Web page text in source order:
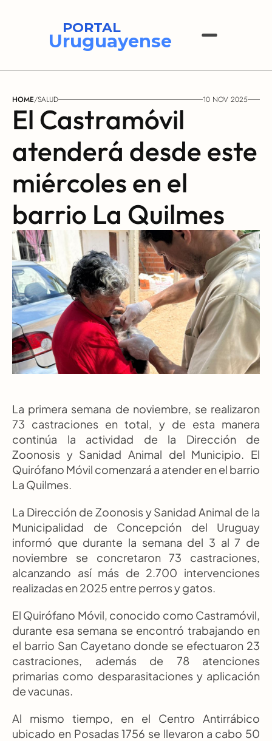
PORTAL
Uruguayense
HOME/SALUD 10 NOV 2025
El Castramóvil
atenderá desde este
miércoles en el
barrio La Quilmes
La primera semana de noviembre, se realizaron
73 castraciones en total, y de esta manera
continúa la actividad de la Dirección de
Zoonosis y Sanidad Animal del Municipio. El
Quirófano Móvil comenzará a atender en el barrio
La Quilmes.
La Dirección de Zoonosis y Sanidad Animal de la
Municipalidad de Concepción del Uruguay
informó que durante la semana del 3 al 7 de
noviembre se concretaron 73 castraciones,
alcanzando así más de 2.700 intervenciones
realizadas en 2025 entre perros y gatos.
El Quirófano Móvil, conocido como Castramóvil,
durante esa semana se encontró trabajando en
el barrio San Cayetano donde se efectuaron 23
castraciones, además de 78 atenciones
primarias como desparasitaciones y aplicación
de vacunas.
Al mismo tiempo, en el Centro Antirrábico
ubicado en Posadas 1756 se llevaron a cabo 50